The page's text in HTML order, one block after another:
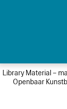
Library Material –
Openbaar